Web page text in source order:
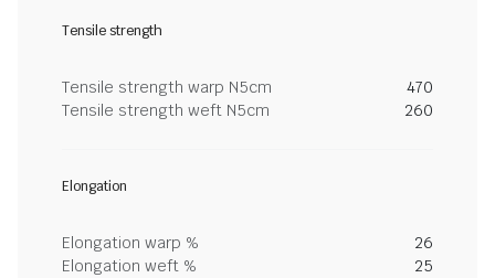
Tensile strength
Tensile strength warp N5cm
470
Tensile strength weft N5cm
260
Elongation
Elongation warp %
26
Elongation weft %
25